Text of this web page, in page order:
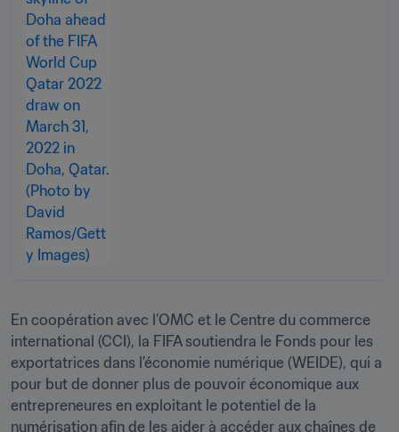
En coopération avec l’OMC et le Centre du commerce
international (CCI), la FIFA soutiendra le Fonds pour les
exportatrices dans l’économie numérique (WEIDE), qui a
pour but de donner plus de pouvoir économique aux
entrepreneures en exploitant le potentiel de la
numérisation afin de les aider à accéder aux chaînes de